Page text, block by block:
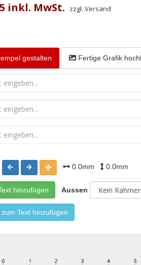
inkl. MwSt. zzgl. Versand
gestalten Fertige Grafik
0.0mm 0.0mm
hinzufügen Aussen
Text hinzufügen